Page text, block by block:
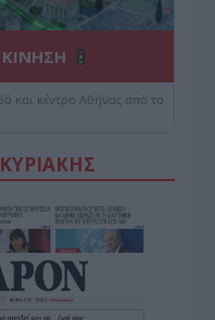
ΚΙΝΗΣΗ
και κέντρο Αθήνας από το